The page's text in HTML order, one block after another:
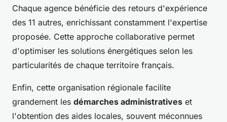
Chaque agence bénéficie des retours d'expérience
des 11 autres, enrichissant constamment l'expertise
proposée. Cette approche collaborative permet
d'optimiser les solutions énergétiques selon les
particularités de chaque territoire français.
Enfin, cette organisation régionale facilite
grandement les démarches administratives et
l'obtention des aides locales, souvent méconnues